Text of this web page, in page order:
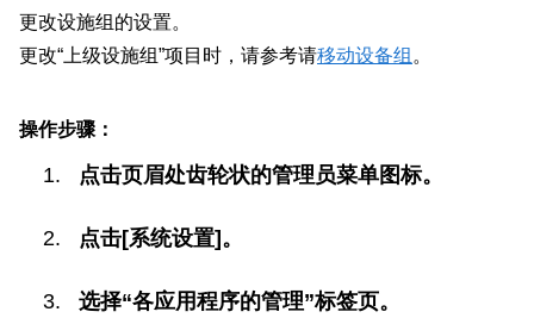
更改设施组的设置。
更改“上级设施组”项目时，请参考请移动设备组 。
操作步骤：
点击页眉处齿轮状的管理员菜单图标。
点击[系统设置]。
选择“各应用程序的管理”标签页。